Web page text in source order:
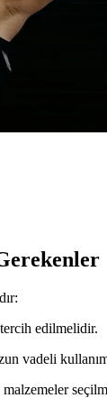
edilmelidir.
vadeli
malzemeler